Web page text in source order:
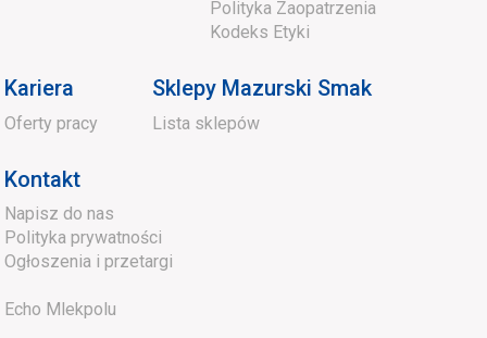
Polityka Zaopatrzenia
Kodeks Etyki
Kariera
Oferty pracy
Sklepy Mazurski Smak
Lista sklepów
Kontakt
Napisz do nas
Polityka prywatności
Ogłoszenia i przetargi
Echo Mlekpolu